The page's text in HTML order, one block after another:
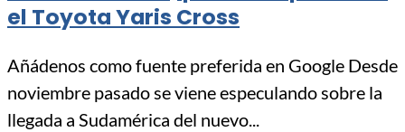
el Toyota Yaris Cross
Añádenos como fuente preferida en Google Desde
noviembre pasado se viene especulando sobre la
llegada a Sudamérica del nuevo...